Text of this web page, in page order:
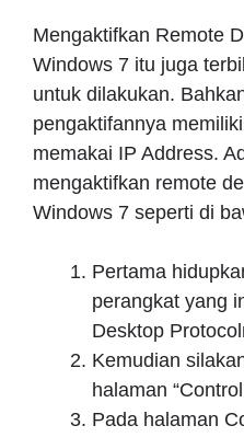
Mengaktifkan Remote
Windows 7 itu juga
untuk dilakukan.
pengaktifannya
memakai IP Address.
mengaktifkan remote
Windows 7 seperti di
Pertama
perangkat yang
Desktop
Kemudian
halaman
Pada halaman